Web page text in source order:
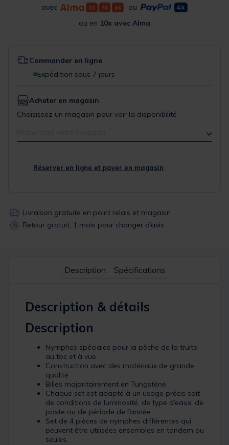
avec
ou
ou en 10x avec Alma
Commander en ligne
Expédition sous 7 jours
Acheter en magasin
Choisissez un magasin pour voir la disponibilité
Réserver en ligne et payer en magasin
Livraison gratuite en point relais et magasin
Retour gratuit, 1 mois pour changer d’avis
Description Spécifications
Description & détails
Description
Nymphes spéciales pour la pêche de la truite
au toc et à vue
Construction avec des matériaux de grande
qualité
Billes majoritairement en Tungstène
Chaque set est adapté à un usage précis soit
de conditions de luminosité, de type d’eaux, de
poste ou de période de l’année.
Set de 4 pièces de nymphes différentes qui
peuvent être utilisées ensembles en tandem ou
seules.